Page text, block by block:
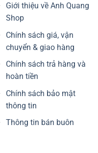
Giới thiệu về Anh Quang
Shop
Chính sách giá, vận
chuyển & giao hàng
Chính sách trả hàng và
hoàn tiền
Chính sách bảo mật
thông tin
Thông tin bán buôn